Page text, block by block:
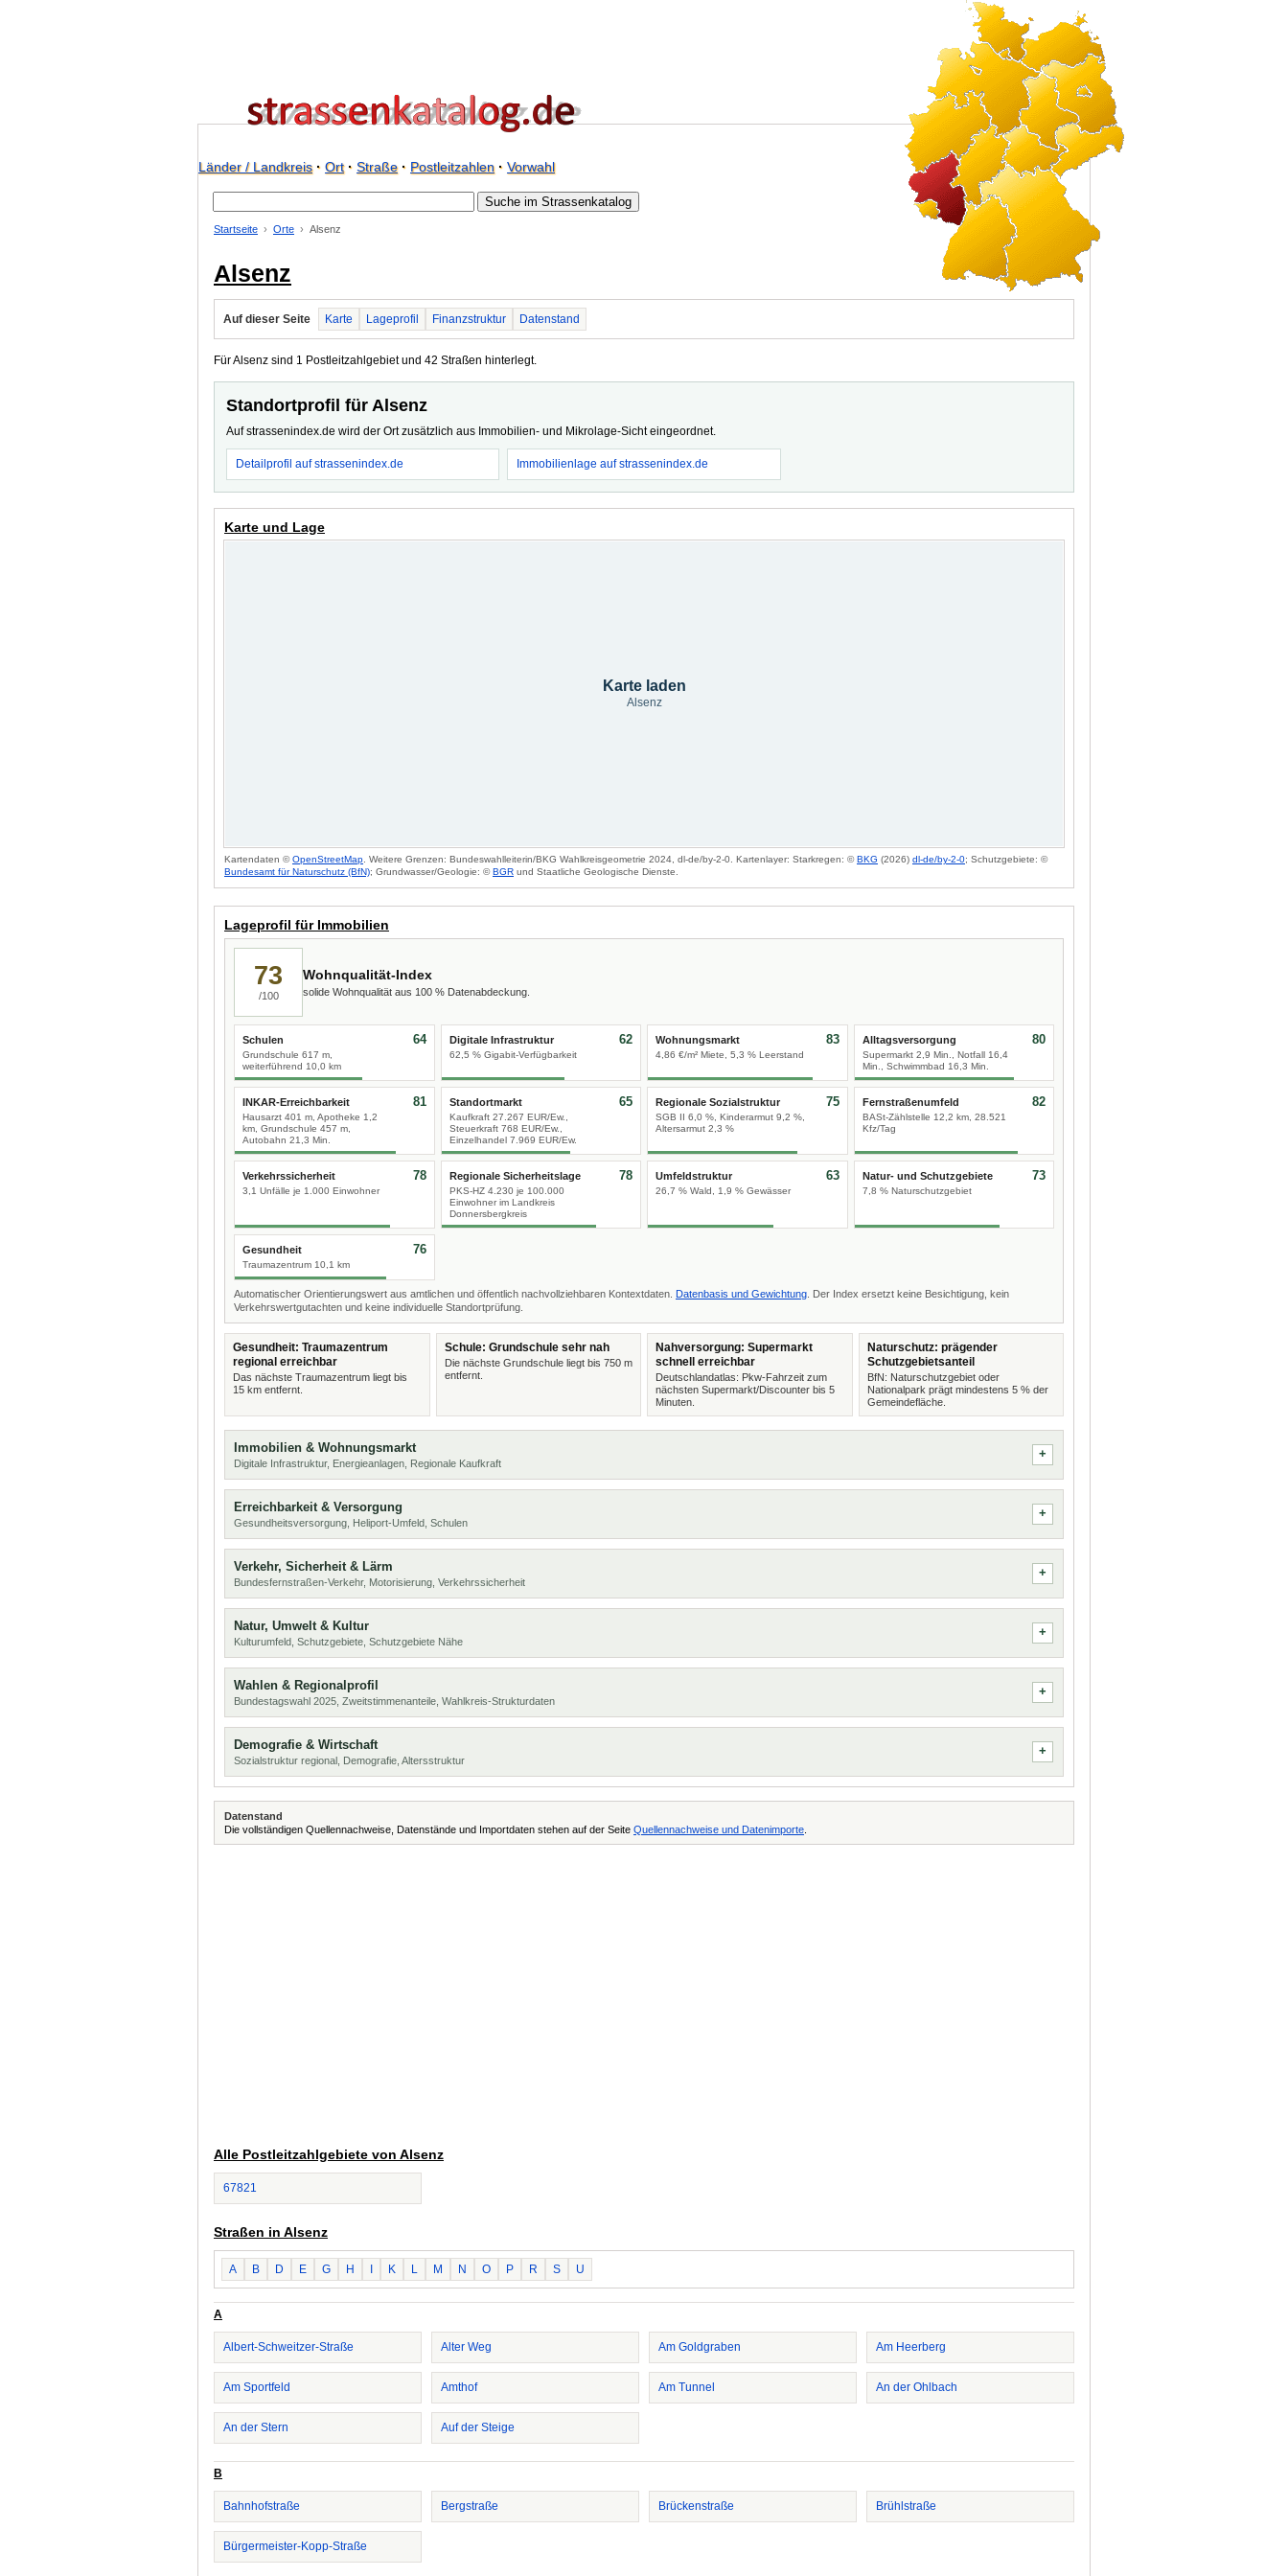
Länder / Landkreis· Ort· Straße· Postleitzahlen· Vorwahl
Startseite Orte Alsenz
Alsenz
Auf dieser Seite Karte Lageprofil Finanzstruktur Datenstand
Für Alsenz sind 1 Postleitzahlgebiet und 42 Straßen hinterlegt.
Standortprofil für Alsenz
Auf strassenindex.de wird der Ort zusätzlich aus Immobilien- und Mikrolage-Sicht eingeordnet.
Detailprofil auf strassenindex.de Immobilienlage auf strassenindex.de
Karte und Lage
Karte laden
Alsenz
Kartendaten ©OpenStreetMap . Weitere Grenzen: Bundeswahlleiterin/BKG Wahlkreisgeometrie 2024, dl-de/by-2-0. Kartenlayer: Starkregen: ©BKG (2026) dl-de/by-2-0; Schutzgebiete: ©
Bundesamt für Naturschutz (BfN); Grundwasser/Geologie: ©BGR und Staatliche Geologische Dienste.
Lageprofil für Immobilien
73
/100
Wohnqualität-Index
solide Wohnqualität aus 100 % Datenabdeckung.
Schulen
Grundschule 617 m,
weiterführend 10,0 km
64 Digitale Infrastruktur
62,5 % Gigabit-Verfügbarkeit
62 Wohnungsmarkt
4,86 €/m² Miete, 5,3 % Leerstand
83 Alltagsversorgung
Supermarkt 2,9 Min., Notfall 16,4
Min., Schwimmbad 16,3 Min.
80
INKAR-Erreichbarkeit
Hausarzt 401 m, Apotheke 1,2
km, Grundschule 457 m,
Autobahn 21,3 Min.
81 Standortmarkt
Kaufkraft 27.267 EUR/Ew.,
Steuerkraft 768 EUR/Ew.,
Einzelhandel 7.969 EUR/Ew.
65 Regionale Sozialstruktur
SGB II 6,0 %, Kinderarmut 9,2 %,
Altersarmut 2,3 %
75 Fernstraßenumfeld
BASt-Zählstelle 12,2 km, 28.521
Kfz/Tag
82
Verkehrssicherheit
3,1 Unfälle je 1.000 Einwohner
78 Regionale Sicherheitslage
PKS-HZ 4.230 je 100.000
Einwohner im Landkreis
Donnersbergkreis
78 Umfeldstruktur
26,7 % Wald, 1,9 % Gewässer
63 Natur- und Schutzgebiete
7,8 % Naturschutzgebiet
73
Gesundheit
Traumazentrum 10,1 km
76
Automatischer Orientierungswert aus amtlichen und öffentlich nachvollziehbaren Kontextdaten. Datenbasis und Gewichtung . Der Index ersetzt keine Besichtigung, kein
Verkehrswertgutachten und keine individuelle Standortprüfung.
Gesundheit: Traumazentrum
regional erreichbar
Das nächste Traumazentrum liegt bis
15 km entfernt.
Schule: Grundschule sehr nah
Die nächste Grundschule liegt bis 750 m
entfernt.
Nahversorgung: Supermarkt
schnell erreichbar
Deutschlandatlas: Pkw-Fahrzeit zum
nächsten Supermarkt/Discounter bis 5
Minuten.
Naturschutz: prägender
Schutzgebietsanteil
BfN: Naturschutzgebiet oder
Nationalpark prägt mindestens 5 % der
Gemeindefläche.
Immobilien & Wohnungsmarkt
Digitale Infrastruktur, Energieanlagen, Regionale Kaufkraft
Erreichbarkeit & Versorgung
Gesundheitsversorgung, Heliport-Umfeld, Schulen
Verkehr, Sicherheit & Lärm
Bundesfernstraßen-Verkehr, Motorisierung, Verkehrssicherheit
Natur, Umwelt & Kultur
Kulturumfeld, Schutzgebiete, Schutzgebiete Nähe
Wahlen & Regionalprofil
Bundestagswahl 2025, Zweitstimmenanteile, Wahlkreis-Strukturdaten
Demografie & Wirtschaft
Sozialstruktur regional, Demografie, Altersstruktur
Datenstand
Die vollständigen Quellennachweise, Datenstände und Importdaten stehen auf der Seite Quellennachweise und Datenimporte
Alle Postleitzahlgebiete von Alsenz
67821
Straßen in Alsenz
A B D E G H K L M N O P R S U
A
Albert-Schweitzer-Straße Alter Weg Am Goldgraben Am Heerberg
Am Sportfeld Amthof Am Tunnel An der Ohlbach
An der Stern Auf der Steige
B
Bahnhofstraße Bergstraße Brückenstraße Brühlstraße
Bürgermeister-Kopp-Straße